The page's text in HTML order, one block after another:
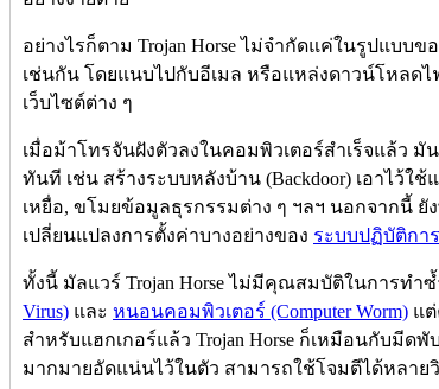
อย่างไรก็ตาม Trojan Horse ไม่จำกัดแค่ในรูปแบ
เช่นกัน โดยแนบไปกับอีเมล หรือแหล่งดาวน์โหลด
เว็บไซต์ต่าง ๆ
เมื่อม้าโทรจันฝังตัวลงในคอมพิวเตอร์สำเร็จแล้ว
ทันที เช่น สร้างระบบหลังบ้าน (Backdoor) เอาไว้
เหยื่อ, ขโมยข้อมูลธุรกรรมต่าง ๆ ฯลฯ นอกจากนี้
เปลี่ยนแปลงการตั้งค่าบางอย่างของ ระบบปฏิบัติการ
ทั้งนี้ มัลแวร์ Trojan Horse ไม่มีคุณสมบัติในการทำ
Virus) และ หนอนคอมพิวเตอร์ (Computer Worm) แ
สำหรับแฮกเกอร์แล้ว Trojan Horse ก็เหมือนกับมีดพั
มากมายอัดแน่นไว้ในตัว สามารถใช้โจมตีได้หลาย